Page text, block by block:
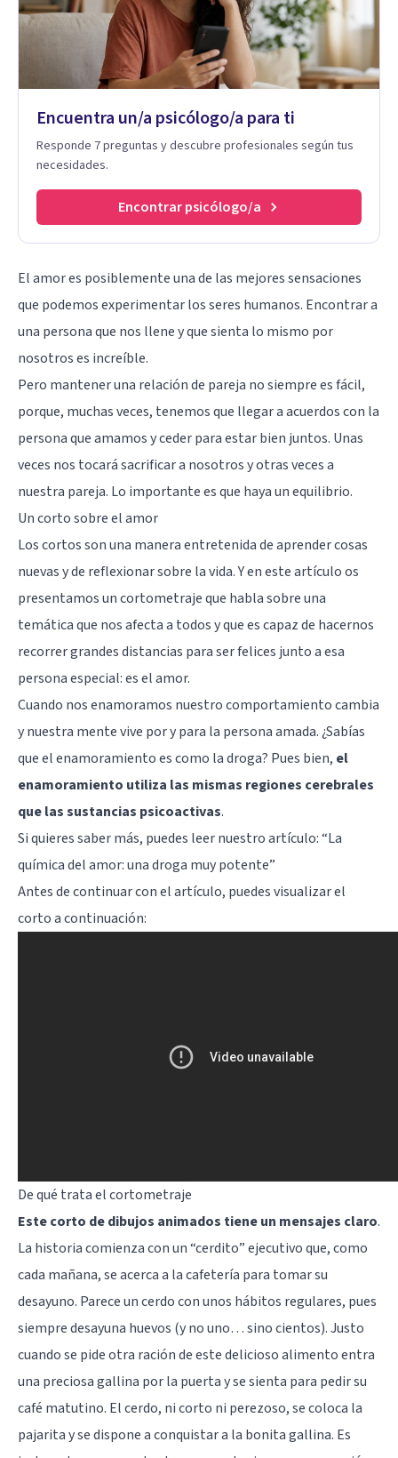
Encuentra un/a psicólogo/a para ti
Responde 7 preguntas y descubre profesionales según tus
necesidades.
Encontrar psicólogo/a
El amor es posiblemente una de las mejores sensaciones
que podemos experimentar los seres humanos. Encontrar a
una persona que nos llene y que sienta lo mismo por
nosotros es increíble.
Pero mantener una relación de pareja no siempre es fácil,
porque, muchas veces, tenemos que llegar a acuerdos con la
persona que amamos y ceder para estar bien juntos. Unas
veces nos tocará sacrificar a nosotros y otras veces a
nuestra pareja. Lo importante es que haya un equilibrio.
Un corto sobre el amor
Los cortos son una manera entretenida de aprender cosas
nuevas y de reflexionar sobre la vida. Y en este artículo os
presentamos un cortometraje que habla sobre una
temática que nos afecta a todos y que es capaz de hacernos
recorrer grandes distancias para ser felices junto a esa
persona especial:es el amor.
Cuando nos enamoramos nuestro comportamiento cambia
y nuestra mente vive por y para la persona amada. ¿Sabías
que el enamoramiento es como la droga? Pues bien, el
enamoramiento utiliza las mismas regiones cerebrales
que las sustancias psicoactivas.
Si quieres saber más, puedes leer nuestro artículo: “La
química del amor: una droga muy potente”
Antes de continuar con el artículo, puedes visualizar el
corto a continuación:
De qué trata el cortometraje
Este corto de dibujos animados tiene un mensajes claro.
La historia comienza con un “cerdito” ejecutivo que, como
cada mañana, se acerca a la cafetería para tomar su
desayuno. Parece un cerdo con unos hábitos regulares, pues
siempre desayuna huevos (y no uno… sino cientos). Justo
cuando se pide otra ración de este delicioso alimento entra
una preciosa gallina por la puerta y se sienta para pedir su
café matutino. El cerdo, ni corto ni perezoso, se coloca la
pajarita y se dispone a conquistar a la bonita gallina. Es